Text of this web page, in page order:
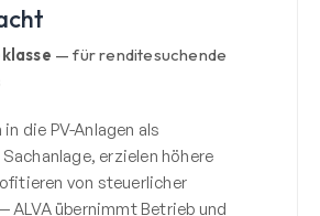
— für renditesuchende
die PV-Anlagen als
erzielen höhere
von steuerlicher
ALVA übernimmt Betrieb und